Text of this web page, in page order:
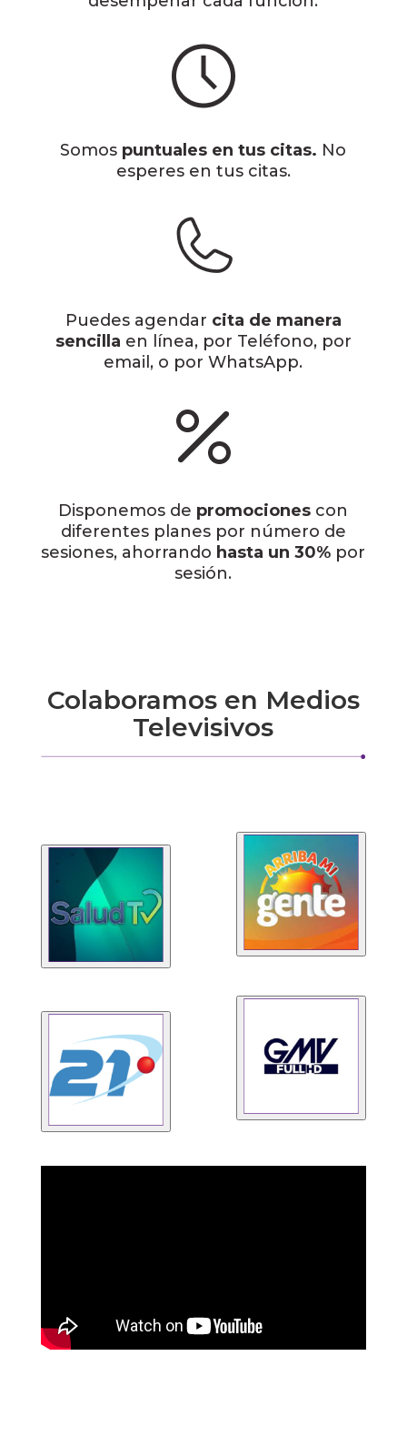
Somos puntuales en tus citas. No
esperes en tus citas.
Puedes agendar cita de manera
sencilla en línea, por Teléfono, por
email, o por WhatsApp.
Disponemos de promociones con
diferentes planes por número de
sesiones, ahorrando hasta un 30% por
sesión.
Colaboramos en Medios
Televisivos